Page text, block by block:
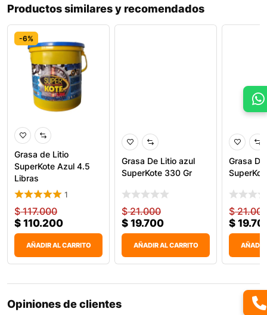
Productos similares y recomendados
-6%
Grasa de Litio
SuperKote Azul 4.5
Libras
1
$117.000
$ 110.200
AÑADIR AL CARRITO
Grasa De Litio azul
SuperKote 330 Gr
$21.000
$ 19.700
AÑADIR AL CARRITO
Grasa
$
$
AÑADIR
Opiniones de clientes